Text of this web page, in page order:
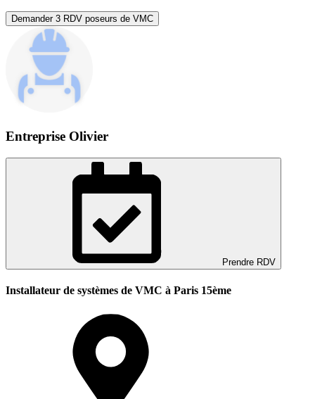
Demander 3 RDV poseurs de VMC
Entreprise Olivier
Prendre RDV
Installateur de systèmes de VMC à Paris 15ème